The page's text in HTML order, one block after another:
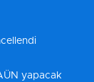
yapacak